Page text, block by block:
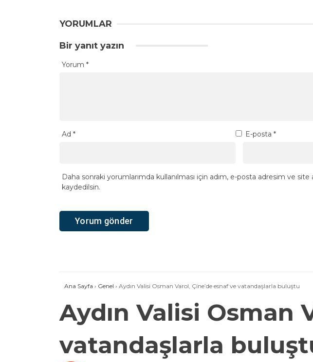
YORUMLAR
Bir yanıt yazın
Yorum *
Ad * E-posta *
Daha sonraki yorumlarımda kullanılması için adım, e-posta adresim ve site
kaydedilsin.
Ana Sayfa › Genel › Aydın Valisi Osman Varol, Çine’de esnaf ve vatandaşlarla buluştu
Aydın Valisi Osman
vatandaşlarla